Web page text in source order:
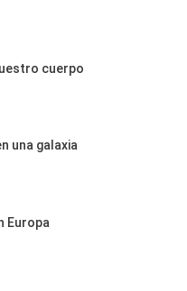
cuerpo
una galaxia
Europa